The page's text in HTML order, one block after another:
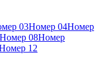
03Номер 04Номер
Номер 08Номер
12